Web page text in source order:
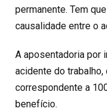
permanente. Tem
causalidade entre o
A aposentadoria por
acidente do trabalho,
correspondente a
benefício.